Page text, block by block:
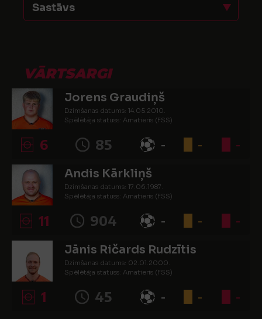
Sastāvs
VĀRTSARGI
Jorens Graudiņš
Dzimšanas datums: 14.05.2010.
Spēlētāja statuss: Amatieris (FSS)
6 85 - - -
Andis Kārkliņš
Dzimšanas datums: 17.06.1987.
Spēlētāja statuss: Amatieris (FSS)
11 904 - - -
Jānis Ričards Rudzītis
Dzimšanas datums: 02.01.2000.
Spēlētāja statuss: Amatieris (FSS)
1 45 - - -